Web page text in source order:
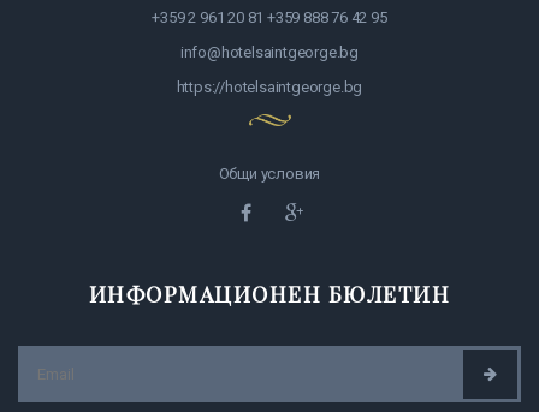
+359 2 961 20 81 +359 888 76 42 95
info@hotelsaintgeorge.bg
https://hotelsaintgeorge.bg
Общи условия
ИНФОРМАЦИОНЕН БЮЛЕТИН